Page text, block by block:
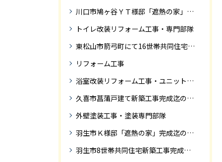
川口市鳩ヶ谷ＹＴ様邸「遮熱の家」工事状況
トイレ改装リフォーム工事・専門部隊
東松山市箭弓町にて16世帯共同住宅新築工事完成迄の紹介です。
リフォーム工事
浴室改装リフォーム工事・ユニットバス専門部隊
久喜市菖蒲戸建て新築工事完成迄の紹介
外壁塗装工事・塗装専門部隊
羽生市Ｋ様邸「遮熱の家」完成迄の紹介です
羽生市8世帯共同住宅新築工事完成迄の紹介